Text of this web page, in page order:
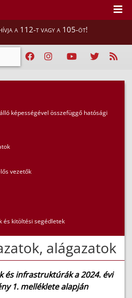
a 112-t vagy a 105-öt!
képessége
>
képességével összefüggő hatósági
vezetők
és kitöltési segédletek
alágazatok
és infrastruktúrák a 2024. évi
1. melléklete alapján